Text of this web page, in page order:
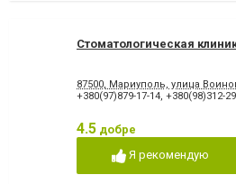
Стоматологическая
87500, Мариуполь, улица
+380(97)879-17-14, +380(98)312-
4.5 добре
Я рекомендую